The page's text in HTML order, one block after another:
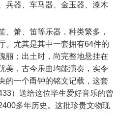
兵器、车马器、金玉器、漆木
箫、笛等乐器，种类繁多，
。尤其是其中一套拥有64件的
丽；出土时，尚完整地悬挂在
美，古今乐曲均能演奏，实令
的一个甬钟的铭文记载，这套
）送给这位毕生爱好音乐的曾
多年历史。这批珍贵文物现